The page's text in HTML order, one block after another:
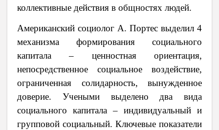
коллективные действия в общностях людей.
Американский социолог А. Портес выделил 4
механизма формирования социального
капитала – ценностная ориентация,
непосредственное социальное воздействие,
ограниченная солидарность, вынужденное
доверие. Учеными выделено два вида
социального капитала – индивидуальный и
групповой социальный. Ключевые показатели